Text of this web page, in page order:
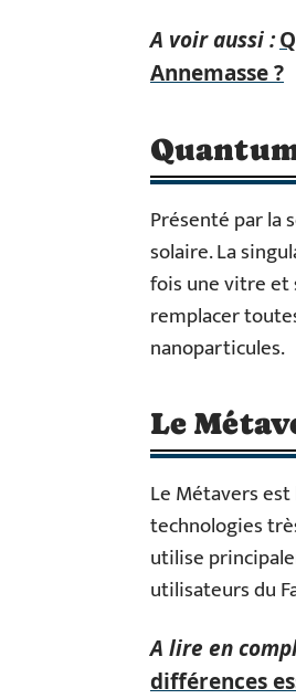
A voir aussi :
Annemasse ?
Présenté par la
solaire. La
fois une vitre et
remplacer
nanoparticules.
Le
Le Métavers
technologies
utilise
utilisateurs du
A lire en
différences